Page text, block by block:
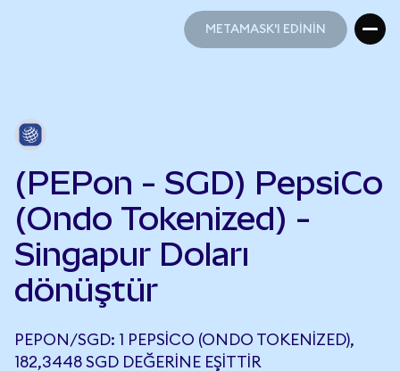
METAMASK'I EDİNİN
(PEPon - SGD) PepsiCo
(Ondo Tokenized) -
Singapur Doları
dönüştür
PEPON/SGD: 1 PEPSICO (ONDO TOKENIZED),
182,3448 SGD DEĞERINE EŞITTIR